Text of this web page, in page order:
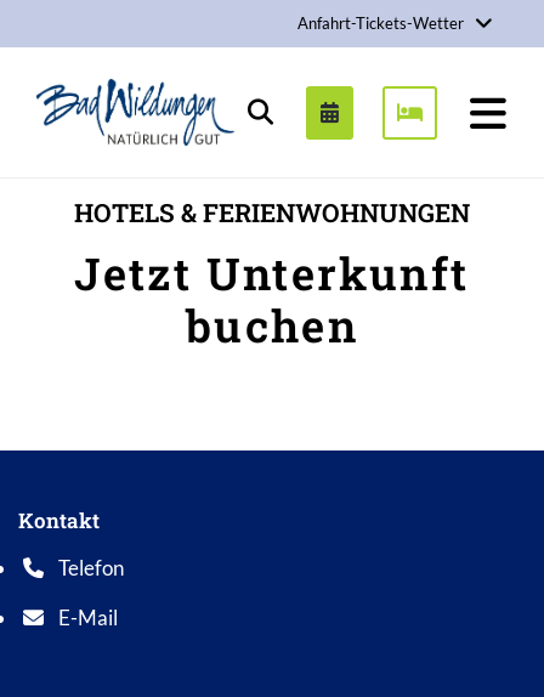
Anfahrt-Tickets-Wetter
Stadt Bad Wildungen
Suchen
HOTELS & FERIENWOHNUNGEN
Jetzt Unterkunft
buchen
Kontakt
Telefon
Telefonnummer: 0 5 6 2 1 7 0 1 0
E-Mail
E-Mail Adresse: info@bad-wildungen.de